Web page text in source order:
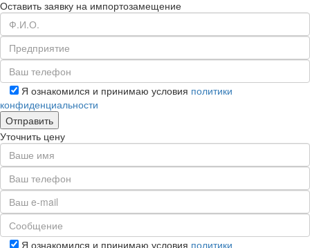
Оставить заявку на импортозамещение
Я ознакомился и принимаю условия политики
конфиденциальности
Уточнить цену
Я ознакомился и принимаю условия политики